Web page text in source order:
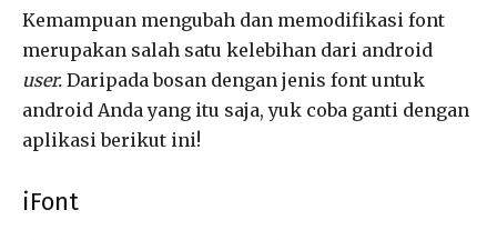
Kemampuan mengubah dan memodifikasi font
merupakan salah satu kelebihan dari android
user. Daripada bosan dengan jenis font untuk
android Anda yang itu saja, yuk coba ganti dengan
aplikasi berikut ini!
iFont